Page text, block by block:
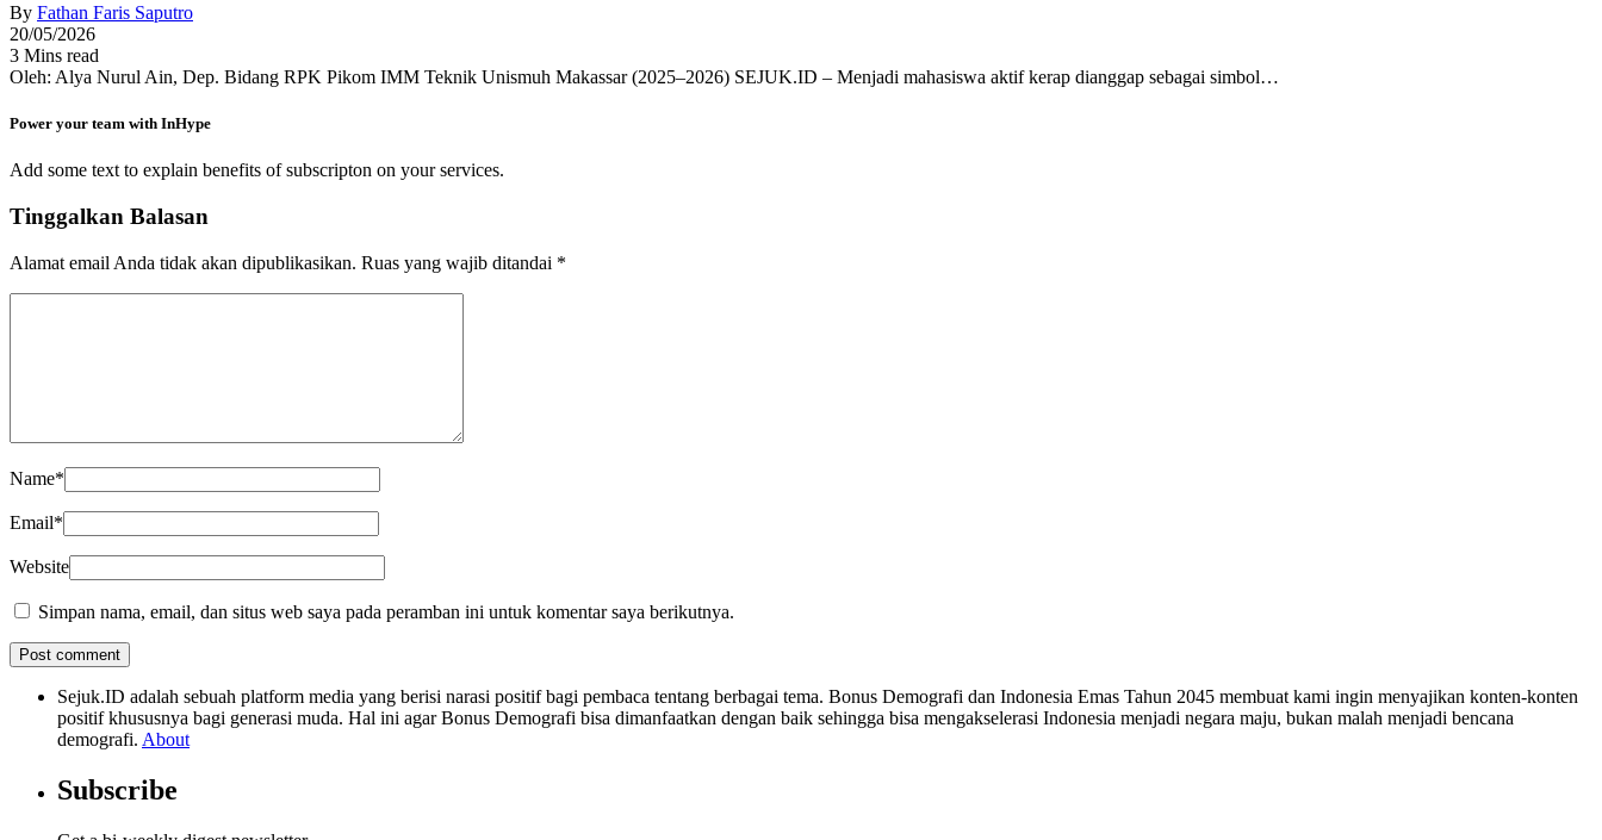
By Fathan Faris Saputro
20/05/2026
3 Mins read
Oleh: Alya Nurul Ain, Dep. Bidang RPK Pikom IMM Teknik Unismuh Makassar (2025–2026) SEJUK.ID – Menjadi mahasiswa aktif kerap dianggap sebagai simbol…
Power your team with InHype
Add some text to explain benefits of subscripton on your services.
Tinggalkan Balasan
Alamat email Anda tidak akan dipublikasikan. Ruas yang wajib ditandai *
Name*
Email*
Website
Simpan nama, email, dan situs web saya pada peramban ini untuk komentar saya berikutnya.
Sejuk.ID adalah sebuah platform media yang berisi narasi positif bagi pembaca tentang berbagai tema. Bonus Demografi dan Indonesia Emas Tahun 2045 membuat kami ingin menyajikan konten-konten
positif khususnya bagi generasi muda. Hal ini agar Bonus Demografi bisa dimanfaatkan dengan baik sehingga bisa mengakselerasi Indonesia menjadi negara maju, bukan malah menjadi bencana
demografi. About
Subscribe